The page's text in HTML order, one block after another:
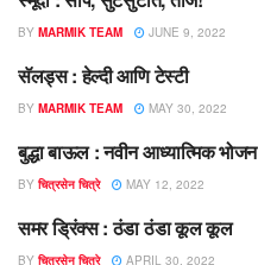
डाएट मंत्र
BY MARMIK TEAM JUNE 9, 2022
डाएट मंत्र
सॅलड्स : हेल्दी आणि टेस्टी
BY MARMIK TEAM MAY 30, 2022
डाएट मंत्र
बुद्धा बाऊल : नवीन आध्यात्मिक भोजन
BY चित्रसेन चित्रे MAY 12, 2022
डाएट मंत्र
समर ड्रिंक्स : ठंडा ठंडा कूल कूल
BY चित्रसेन चित्रे APRIL 30, 2022